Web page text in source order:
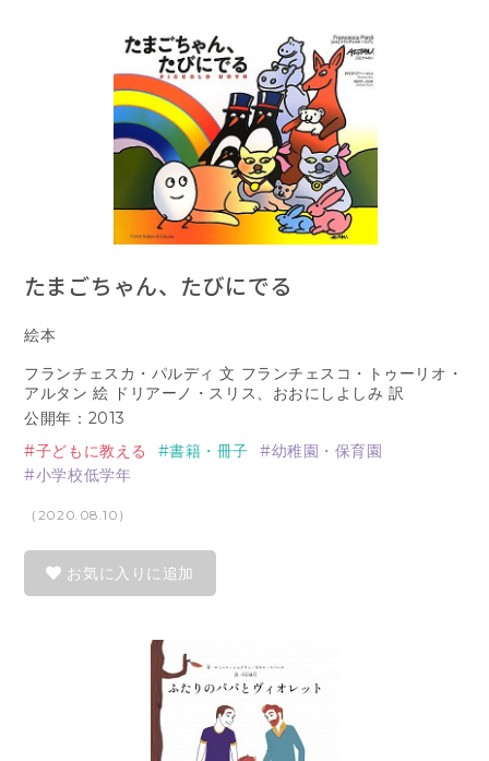
たまごちゃん、たびにでる
絵本
フランチェスカ・パルディ 文 フランチェスコ・トゥーリオ・
アルタン 絵 ドリアーノ・スリス、おおにしよしみ 訳
公開年：2013
子どもに教える
書籍・冊子
幼稚園・保育園
小学校低学年
（2020.08.10）
お気に入りに追加